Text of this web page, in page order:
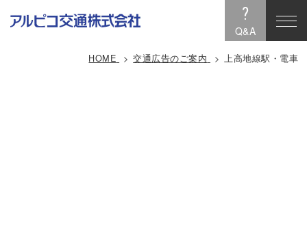
?
Q&A
HOME 交通広告のご案内 上高地線駅・電車